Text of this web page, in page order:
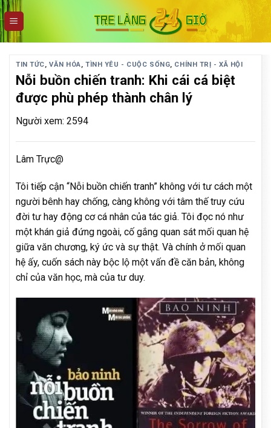
Skip
to
content
TIN TỨC,VĂN HÓA,TÌNH YÊU - CUỘC SỐNG, CHÍNH TRỊ - XÃ HỘI
Nỗi buồn chiến tranh: Khi cái cá biệt
được phù phép thành chân lý
Người xem: 2594
Lâm Trực@
Tôi tiếp cận “Nỗi buồn chiến tranh” không với tư cách một
người bênh hay chống, càng không với tâm thế truy cứu
đời tư hay động cơ cá nhân của tác giả. Tôi đọc nó như
một khán giả đứng ngoài, cố gắng quan sát mối quan hệ
giữa văn chương, ký ức và sự thật. Và chính ở mối quan
hệ ấy, cuốn sách này bộc lộ một vấn đề căn bản, không
chỉ của văn học, mà của tư duy.